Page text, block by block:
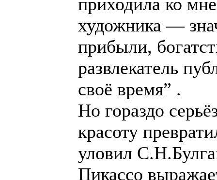
художника —
прибыли,
развлекатель
своё время” .
Но гораздо
красоту
уловил
Пикассо